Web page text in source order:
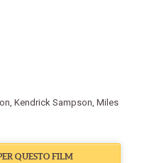
, Kendrick Sampson, Miles
QUESTO FILM